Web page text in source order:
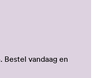
Bestel vandaag en